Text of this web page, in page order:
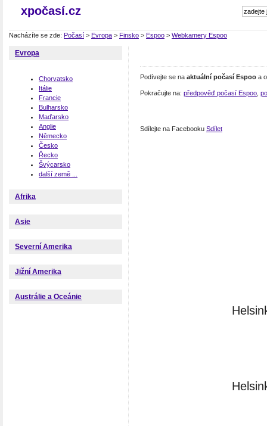
xpočasí.cz
Nacházíte se zde: Počasí > Evropa > Finsko > Espoo > Webkamery Espoo
Evropa
Chorvatsko
Itálie
Francie
Bulharsko
Maďarsko
Anglie
Německo
Česko
Řecko
Švýcarsko
další země ...
Afrika
Asie
Severní Amerika
Jižní Amerika
Austrálie a Oceánie
Podívejte se na aktuální počasí Espoo a
Pokračujte na: předpověď počasí Espoo
Sdílejte na Facebooku Sdílet